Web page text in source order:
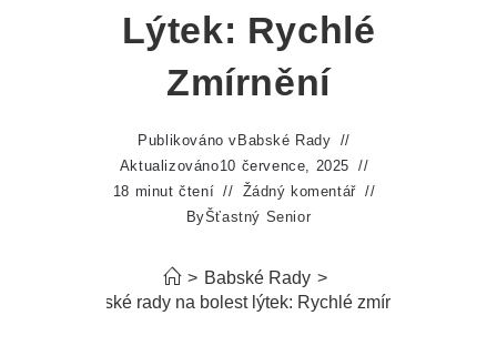
Lýtek: Rychlé
Zmírnění
Publikováno v Babské Rady
Aktualizováno10 července, 2025
18 minut čtení
Žádný komentář
ByŠťastný Senior
> Babské Rady >
Babské rady na bolest lýtek: Rychlé zmírnění